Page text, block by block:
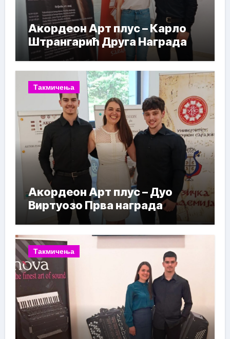
Акордеон Арт плус – Карло
Штрангарић Друга Награда
Такмичења
Акордеон Арт плус – Дуо
Виртуозо Прва награда
Такмичења